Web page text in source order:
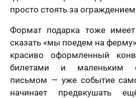
просто стоять за
Формат подарка тоже
сказать «мы поедем на
красиво оформленный
билетами и маленьким
письмом — уже событие
начинает предвкушать